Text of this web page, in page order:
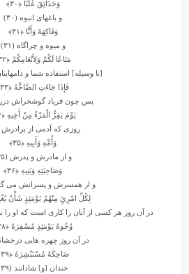
وَحَدَائِقَ غُلْبًا﴿۳۰﴾
و باغهاى انبوه (۳۰)
وَفَاکِهَهً وَأَبًّا﴿۳۱﴾
و میوه و چراگاه (۳۱)
مَتَاعًا لَکُمْ وَلِأَنْعَامِکُمْ ﴿۳۲﴾
[تا وسیله] استفاده شما و
فَإِذَا جَاءَتِ الصَّاخَّهُ ﴿۳۳﴾
پس چون فریاد گوش‏خراش
یَوْمَ یَفِرُّ الْمَرْءُ مِنْ أَخِیهِ ﴿۳۴﴾
روزى که آدمى از برادرش
وَأُمِّهِ وَأَبِیهِ ﴿۳۵﴾
و از مادرش و پدرش (۳۵)
وَصَاحِبَتِهِ وَبَنِیهِ ﴿۳۶﴾
و از همسرش و پسرانش مى‏
لِکُلِّ امْرِئٍ مِنْهُمْ یَوْمَئِذٍ شَأْنٌ
در آن روز هر کسى از آنان را کارى است که او را
وُجُوهٌ یَوْمَئِذٍ مُسْفِرَهٌ﴿۳۸﴾
در آن روز چهره ‏هایى
ضَاحِکَهٌ مُسْتَبْشِرَهٌ﴿۳۹﴾
خندان [و] شادانند (۳۹)